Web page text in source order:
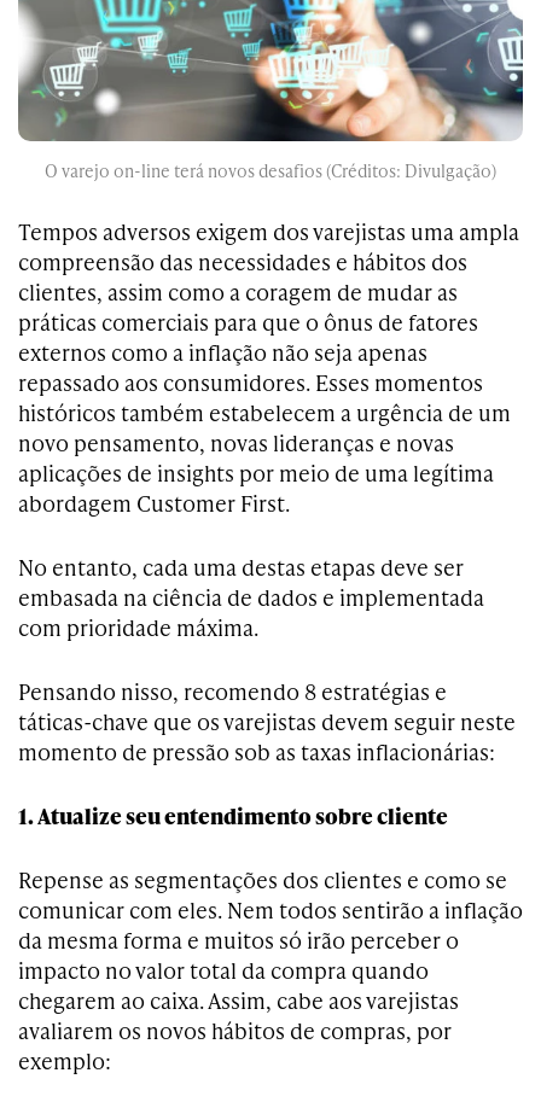
O varejo on-line terá novos desafios (Créditos: Divulgação)
Tempos adversos exigem dos varejistas uma ampla
compreensão das necessidades e hábitos dos
clientes, assim como a coragem de mudar as
práticas comerciais para que o ônus de fatores
externos como a inflação não seja apenas
repassado aos consumidores. Esses momentos
históricos também estabelecem a urgência de um
novo pensamento, novas lideranças e novas
aplicações de insights por meio de uma legítima
abordagem Customer First.
No entanto, cada uma destas etapas deve ser
embasada na ciência de dados e implementada
com prioridade máxima.
Pensando nisso, recomendo 8 estratégias e
táticas-chave que os varejistas devem seguir neste
momento de pressão sob as taxas inflacionárias:
1. Atualize seu entendimento sobre cliente
Repense as segmentações dos clientes e como se
comunicar com eles. Nem todos sentirão a inflação
da mesma forma e muitos só irão perceber o
impacto no valor total da compra quando
chegarem ao caixa. Assim, cabe aos varejistas
avaliarem os novos hábitos de compras, por
exemplo: